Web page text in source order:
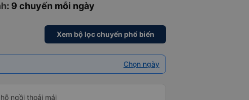
: 9 chuyến mỗi ngày
Xem bộ lọc chuyến phổ biến
Chọn ngày
ngồi thoải mái